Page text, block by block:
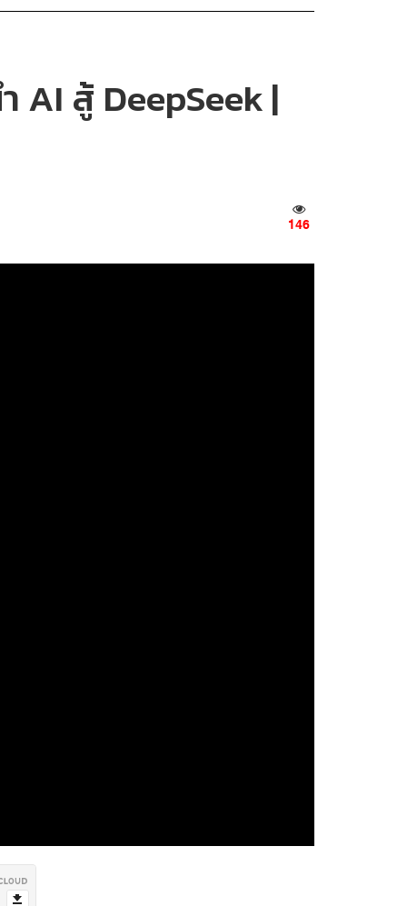
AI สู้ DeepSeek |
146